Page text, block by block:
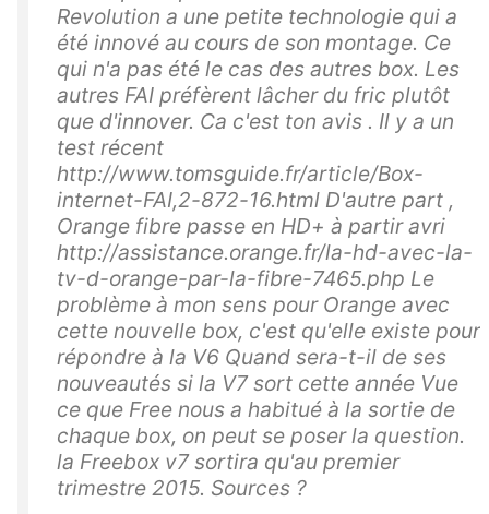
Revolution a une petite technologie qui a
été innové au cours de son montage. Ce
qui n'a pas été le cas des autres box. Les
autres FAI préfèrent lâcher du fric plutôt
que d'innover. Ca c'est ton avis . Il y a un
test récent
http://www.tomsguide.fr/article/Box-
internet-FAI,2-872-16.html D'autre part ,
Orange fibre passe en HD+ à partir avri
http://assistance.orange.fr/la-hd-avec-la-
tv-d-orange-par-la-fibre-7465.php Le
problème à mon sens pour Orange avec
cette nouvelle box, c'est qu'elle existe pour
répondre à la V6 Quand sera-t-il de ses
nouveautés si la V7 sort cette année Vue
ce que Free nous a habitué à la sortie de
chaque box, on peut se poser la question.
la Freebox v7 sortira qu'au premier
trimestre 2015. Sources ?